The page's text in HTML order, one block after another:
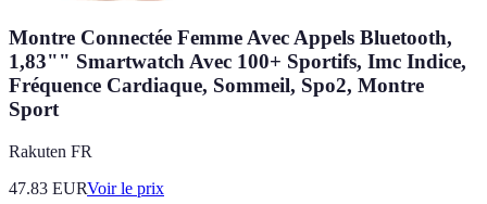
Montre Connectée Femme Avec Appels Bluetooth,
1,83"" Smartwatch Avec 100+ Sportifs, Imc Indice,
Fréquence Cardiaque, Sommeil, Spo2, Montre
Sport
Rakuten FR
47.83 EURVoir le prix